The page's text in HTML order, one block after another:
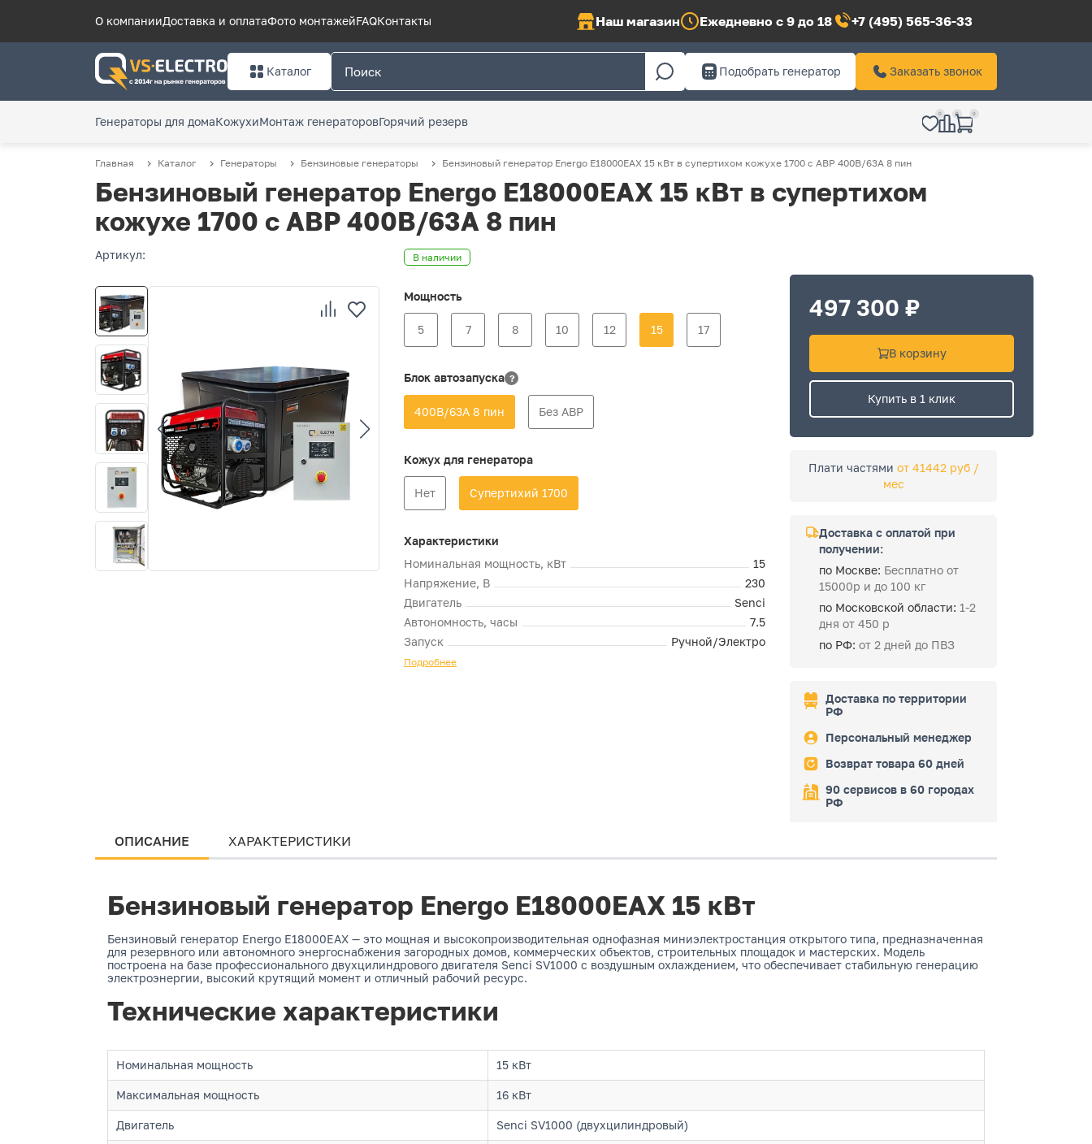
О компанииДоставка и оплатаФото монтажейFAQКонтакты Наш магазин Ежедневно с 9 до 18 +7 (495) 565-36-33
Каталог Подобрать генератор Заказать звонок
Генераторы для домаКожухиМонтаж генераторовГорячий резерв
0 0 0
Главная Каталог Генераторы Бензиновые генераторы Бензиновый генератор Energo E18000EAX 15 кВт в супертихом кожухе 1700 с АВР 400В/63А 8 пин
Бензиновый генератор Energo E18000EAX 15 кВт в супертихом
кожухе 1700 с АВР 400В/63А 8 пин
Артикул: В наличии
Мощность
5 7 8 10 12 15 17
Блок автозапуска ?
400В/63А 8 пин Без АВР
Кожух для генератора
Нет Супертихий 1700
Характеристики
Номинальная мощность, кВт
15
Напряжение, В
230
Двигатель
Senci
Автономность, часы
7.5
Запуск
Ручной/Электро
Подробнее
497 300 ₽
В корзину
Купить в 1 клик
Плати частями от 41442 руб /
мес
Доставка с оплатой при
получении:
по Москве: Бесплатно от
15000р и до 100 кг
по Московской области: 1-2
дня от 450 р
по РФ: от 2 дней до ПВЗ
Доставка по территории
РФ
Персональный менеджер
Возврат товара 60 дней
90 сервисов в 60 городах
РФ
ОПИСАНИЕ ХАРАКТЕРИСТИКИ
Бензиновый генератор Energo E18000EAX 15 кВт
Бензиновый генератор Energo E18000EAX — это мощная и высокопроизводительная однофазная миниэлектростанция открытого типа, предназначенная
для резервного или автономного энергоснабжения загородных домов, коммерческих объектов, строительных площадок и мастерских. Модель
построена на базе профессионального двухцилиндрового двигателя Senci SV1000 с воздушным охлаждением, что обеспечивает стабильную генерацию
электроэнергии, высокий крутящий момент и отличный рабочий ресурс.
Технические характеристики
Номинальная мощность 15 кВт
Максимальная мощность 16 кВт
Двигатель Senci SV1000 (двухцилиндровый)